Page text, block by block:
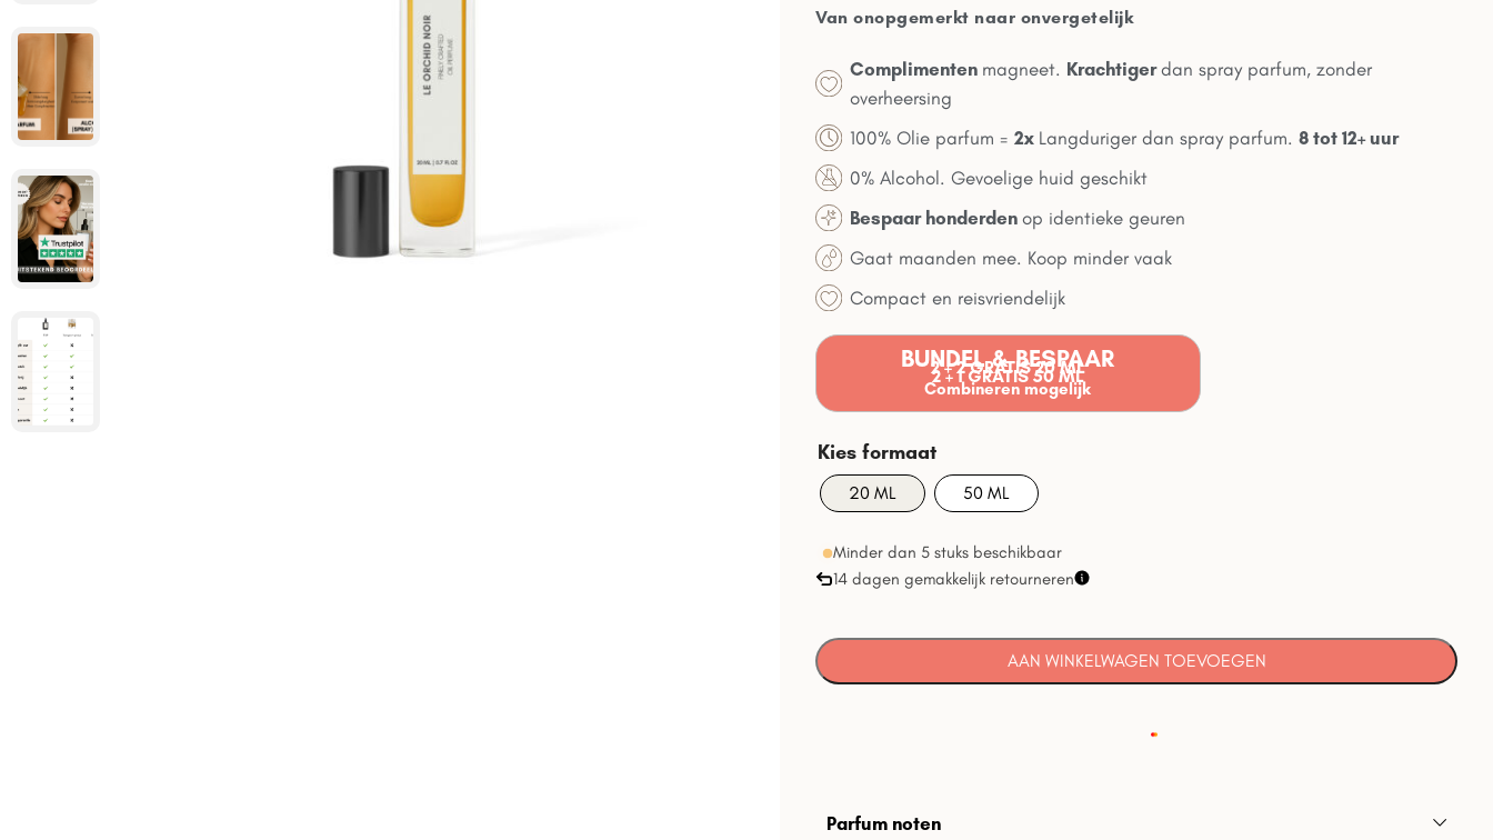
Van onopgemerkt naar onvergetelijk
Complimenten magneet. Krachtigerdan spray parfum, zonder
overheersing
100% Olie parfum = 2x Langduriger dan spray parfum. 8 tot 12+ uur
0% Alcohol. Gevoelige huid geschikt
Bespaar honderden op identieke geuren
Gaat maanden mee. Koop minder vaak
Compact en reisvriendelijk
BUNDEL & BESPAAR
2 + 2 GRATIS 20 ML
2 + 1 GRATIS 50 ML
Combineren mogelijk
20 ML 50 ML
Minder dan 5 stuks beschikbaar
14 dagen gemakkelijk retourneren
AAN WINKELWAGEN TOEVOEGEN
Parfum noten